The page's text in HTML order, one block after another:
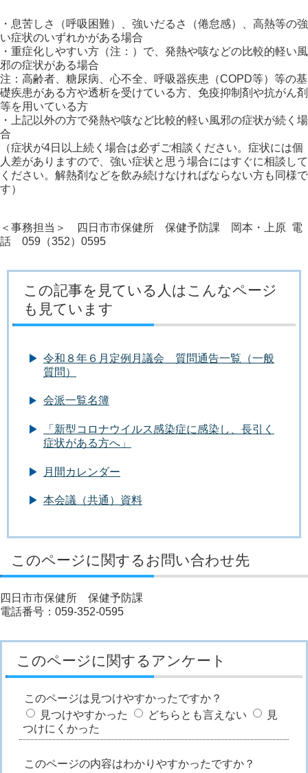
・息苦しさ（呼吸困難）、強いだるさ（倦怠感）、高熱等の強
い症状のいずれかがある場合
・重症化しやすい方（注：）で、発熱や咳などの比較的軽い風
邪の症状がある場合
注：高齢者、糖尿病、心不全、呼吸器疾患（COPD等）等の基
礎疾患がある方や透析を受けている方、免疫抑制剤や抗がん剤
等を用いている方
・上記以外の方で発熱や咳など比較的軽い風邪の症状が続く場
合
（症状が4日以上続く場合は必ずご相談ください。症状には個
人差がありますので、強い症状と思う場合にはすぐに相談して
ください。解熱剤などを飲み続けなければならない方も同様で
す）
＜事務担当＞ 四日市市保健所 保健予防課 岡本・上原 電
話 059（352）0595
この記事を見ている人はこんなページ
も見ています
令和８年６月定例月議会 質問通告一覧（一般
質問）
会派一覧名簿
「新型コロナウイルス感染症に感染し、長引く
症状がある方へ」
月間カレンダー
本会議（共通）資料
このページに関するお問い合わせ先
四日市市保健所 保健予防課
電話番号：059-352-0595
このページに関するアンケート
このページは見つけやすかったですか？
見つけやすかった
どちらとも言えない
見
つけにくかった
このページの内容はわかりやすかったですか？